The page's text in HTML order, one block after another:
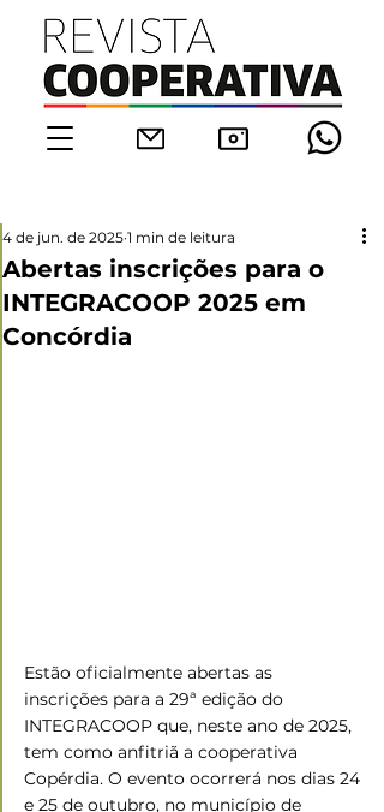
Abertas inscrições para o
INTEGRACOOP 2025 em
Concórdia
4 de jun. de 2025 1 min de leitura
Estão oficialmente abertas as
inscrições para a 29ª edição do
INTEGRACOOP que, neste ano de 2025,
tem como anfitriã a cooperativa
Copérdia. O evento ocorrerá nos dias 24
e 25 de outubro, no município de